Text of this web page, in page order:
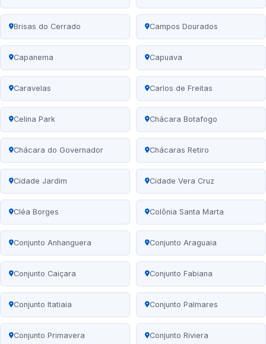
Brisas do Cerrado Campos Dourados
Capanema Capuava
Caravelas Carlos de Freitas
Celina Park Chácara Botafogo
Chácara do Governador Chácaras Retiro
Cidade Jardim Cidade Vera Cruz
Cléa Borges Colônia Santa Marta
Conjunto Anhanguera Conjunto Araguaia
Conjunto Caiçara Conjunto Fabiana
Conjunto Itatiaia Conjunto Palmares
Conjunto Primavera Conjunto Riviera